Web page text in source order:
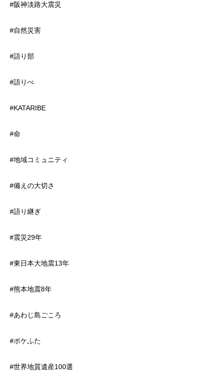
#阪神淡路大震災
#自然災害
#語り部
#語りべ
#KATARIBE
#命
#地域コミュニティ
#備えの大切さ
#語り継ぎ
#震災29年
#東日本大地震13年
#熊本地震8年
#あわじ島ごころ
#ポケふた
#世界地質遺産100選